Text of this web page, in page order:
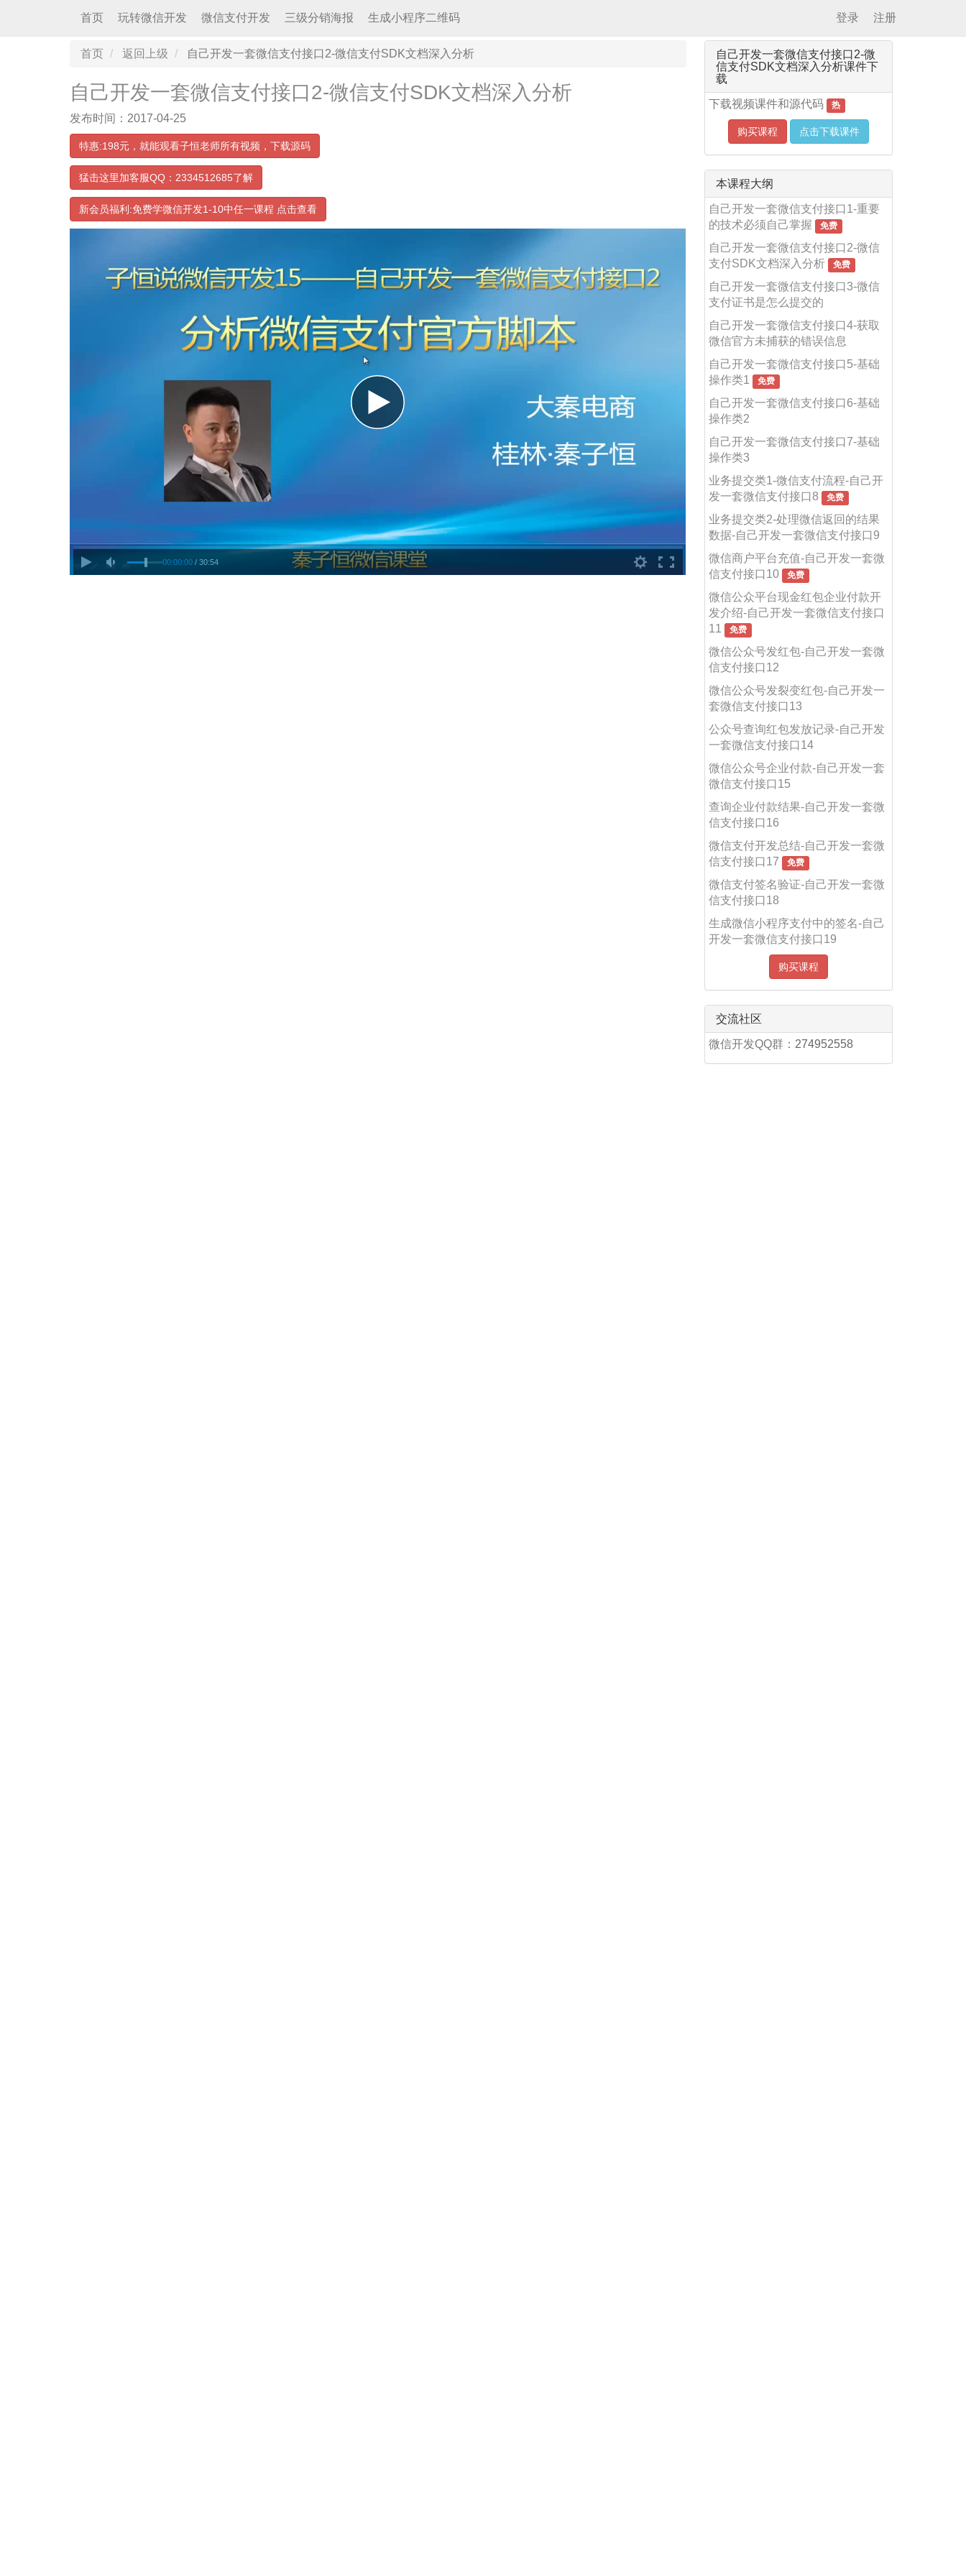
首页 玩转微信开发 微信支付开发 三级分销海报 生成小程序二维码 登录 注册
首页 返回上级 自己开发一套微信支付接口2-微信支付SDK文档深入分析
自己开发一套微信支付接口2-微信支付SDK文档深入分析
发布时间：2017-04-25
特惠:198元，就能观看子恒老师所有视频，下载源码
猛击这里加客服QQ：2334512685了解
新会员福利:免费学微信开发1-10中任一课程 点击查看
00:00:00 / 30:54
自己开发一套微信支付接口2-微
信支付SDK文档深入分析课件下
载
下载视频课件和源代码 热
购买课程 点击下载课件
本课程大纲
自己开发一套微信支付接口1-重要
的技术必须自己掌握
免费
自己开发一套微信支付接口2-微信
支付SDK文档深入分析
免费
自己开发一套微信支付接口3-微信
支付证书是怎么提交的
自己开发一套微信支付接口4-获取
微信官方未捕获的错误信息
自己开发一套微信支付接口5-基础
操作类1
免费
自己开发一套微信支付接口6-基础
操作类2
自己开发一套微信支付接口7-基础
操作类3
业务提交类1-微信支付流程-自己开
发一套微信支付接口8
免费
业务提交类2-处理微信返回的结果
数据-自己开发一套微信支付接口9
微信商户平台充值-自己开发一套微
信支付接口10
免费
微信公众平台现金红包企业付款开
发介绍-自己开发一套微信支付接口
11
免费
微信公众号发红包-自己开发一套微
信支付接口12
微信公众号发裂变红包-自己开发一
套微信支付接口13
公众号查询红包发放记录-自己开发
一套微信支付接口14
微信公众号企业付款-自己开发一套
微信支付接口15
查询企业付款结果-自己开发一套微
信支付接口16
微信支付开发总结-自己开发一套微
信支付接口17
免费
微信支付签名验证-自己开发一套微
信支付接口18
生成微信小程序支付中的签名-自己
开发一套微信支付接口19
购买课程
交流社区
微信开发QQ群： 274952558